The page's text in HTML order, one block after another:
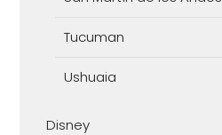
Tucuman
Ushuaia
Disney